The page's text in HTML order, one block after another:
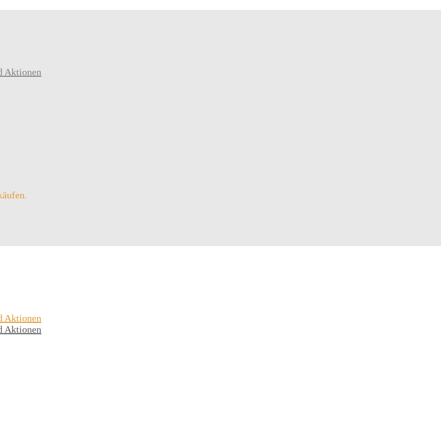
Aktionen
Aktionen
Aktionen